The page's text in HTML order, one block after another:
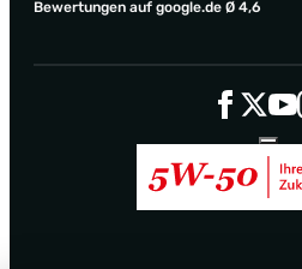
Bewertungen auf google.de Ø 4,6